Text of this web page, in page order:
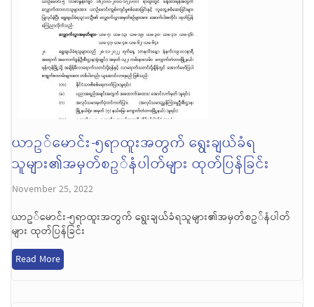
ယာဥ်မောင်း-၅ရာထူးအတွက် ရွေးချယ်ခံရ
သူများ၏အမှတ်စဥ်နံပါတ်များ ထုတ်ပြန်ခြင်း
November 25, 2022
ယာဥ်မောင်း-၅ရာထူးအတွက် ရွေးချယ်ခံရသူများ၏အမှတ်စဥ်နံပါတ်
များ ထုတ်ပြန်ခြင်း
Read More